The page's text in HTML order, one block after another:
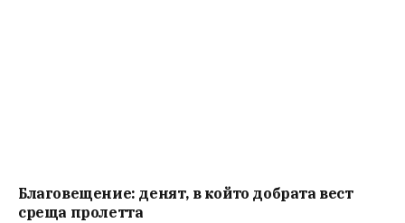
Благовещение: денят, в който добрата вест
среща пролетта